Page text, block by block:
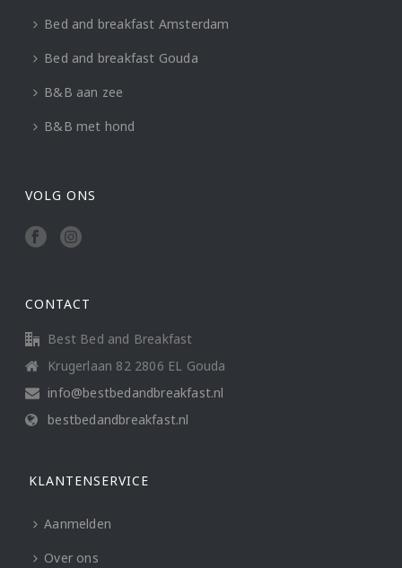
Bed and breakfast Amsterdam
Bed and breakfast Gouda
B&B aan zee
B&B met hond
VOLG ONS
CONTACT
Best Bed and Breakfast
Krugerlaan 82 2806 EL Gouda
info@bestbedandbreakfast.nl
bestbedandbreakfast.nl
KLANTENSERVICE
Aanmelden
Over ons